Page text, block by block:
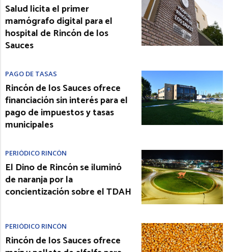
Salud licita el primer
mamógrafo digital para el
hospital de Rincón de los
Sauces
PAGO DE TASAS
Rincón de los Sauces ofrece
financiación sin interés para el
pago de impuestos y tasas
municipales
PERIÓDICO RINCÓN
El Dino de Rincón se iluminó
de naranja por la
concientización sobre el TDAH
PERIÓDICO RINCÓN
Rincón de los Sauces ofrece